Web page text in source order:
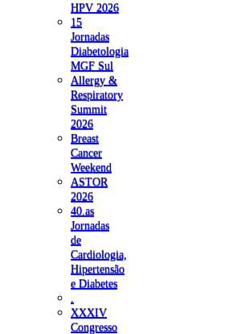
HPV 2026
15
Jornadas
Diabetologia
MGF Sul
Allergy &
Respiratory
Summit
2026
Breast
Cancer
Weekend
ASTOR
2026
40.as
Jornadas
de
Cardiologia,
Hipertensão
e Diabetes
XXXIV
Congresso